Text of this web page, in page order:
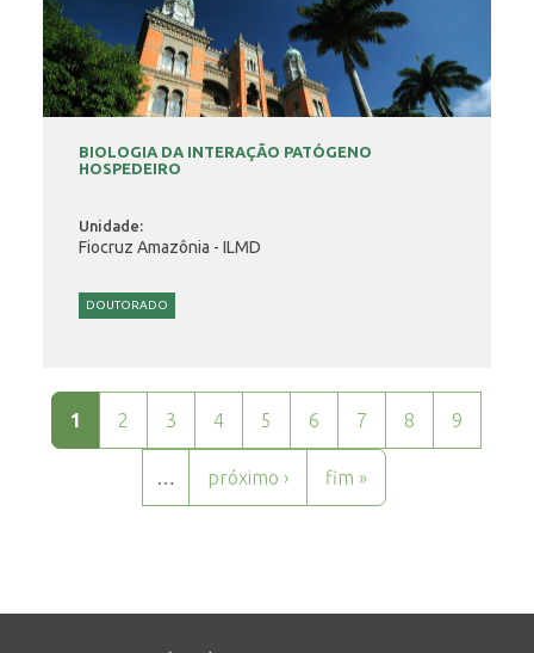
BIOLOGIA DA INTERAÇÃO PATÓGENO
HOSPEDEIRO
Unidade:
Fiocruz Amazônia - ILMD
DOUTORADO
Páginas
1 2 3 4 5 6 7 8 9
… próximo › fim »